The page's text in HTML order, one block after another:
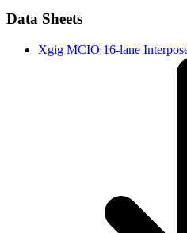
Data Sheets
Xgig MCIO 16-lane